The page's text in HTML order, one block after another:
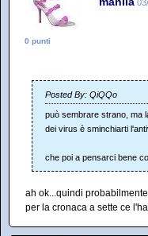
0 punti
Posted By: QiQQo
può sembrare strano, ma
dei virus è sminchiarti
che poi a pensarci bene
ah ok...quindi
per la cronaca a sette ce